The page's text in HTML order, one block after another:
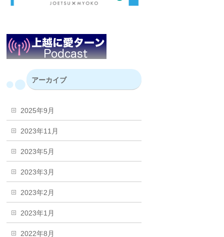
アーカイブ
2025年9月
2023年11月
2023年5月
2023年3月
2023年2月
2023年1月
2022年8月